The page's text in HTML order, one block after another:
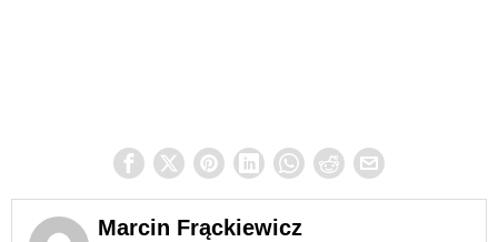
Marcin Frąckiewicz